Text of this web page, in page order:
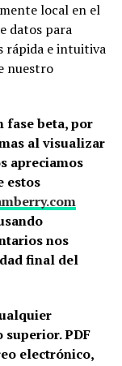
local en el
datos para
rápida e intuitiva
nuestro
fase beta, por
al visualizar
apreciamos
estos
nos
final del
superior. PDF
electrónico,